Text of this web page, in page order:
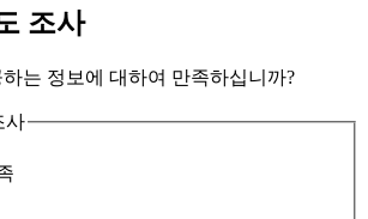
조사
는 정보에 대하여 만족하십니까?
사